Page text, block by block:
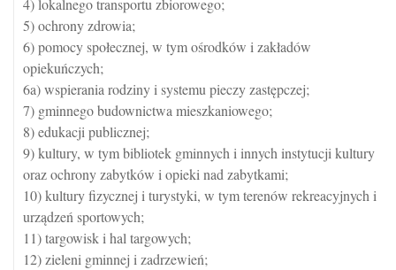
4) lokalnego transportu zbiorowego;
5) ochrony zdrowia;
6) pomocy społecznej, w tym ośrodków i zakładów
opiekuńczych;
6a) wspierania rodziny i systemu pieczy zastępczej;
7) gminnego budownictwa mieszkaniowego;
8) edukacji publicznej;
9) kultury, w tym bibliotek gminnych i innych instytucji kultury
oraz ochrony zabytków i opieki nad zabytkami;
10) kultury fizycznej i turystyki, w tym terenów rekreacyjnych i
urządzeń sportowych;
11) targowisk i hal targowych;
12) zieleni gminnej i zadrzewień;